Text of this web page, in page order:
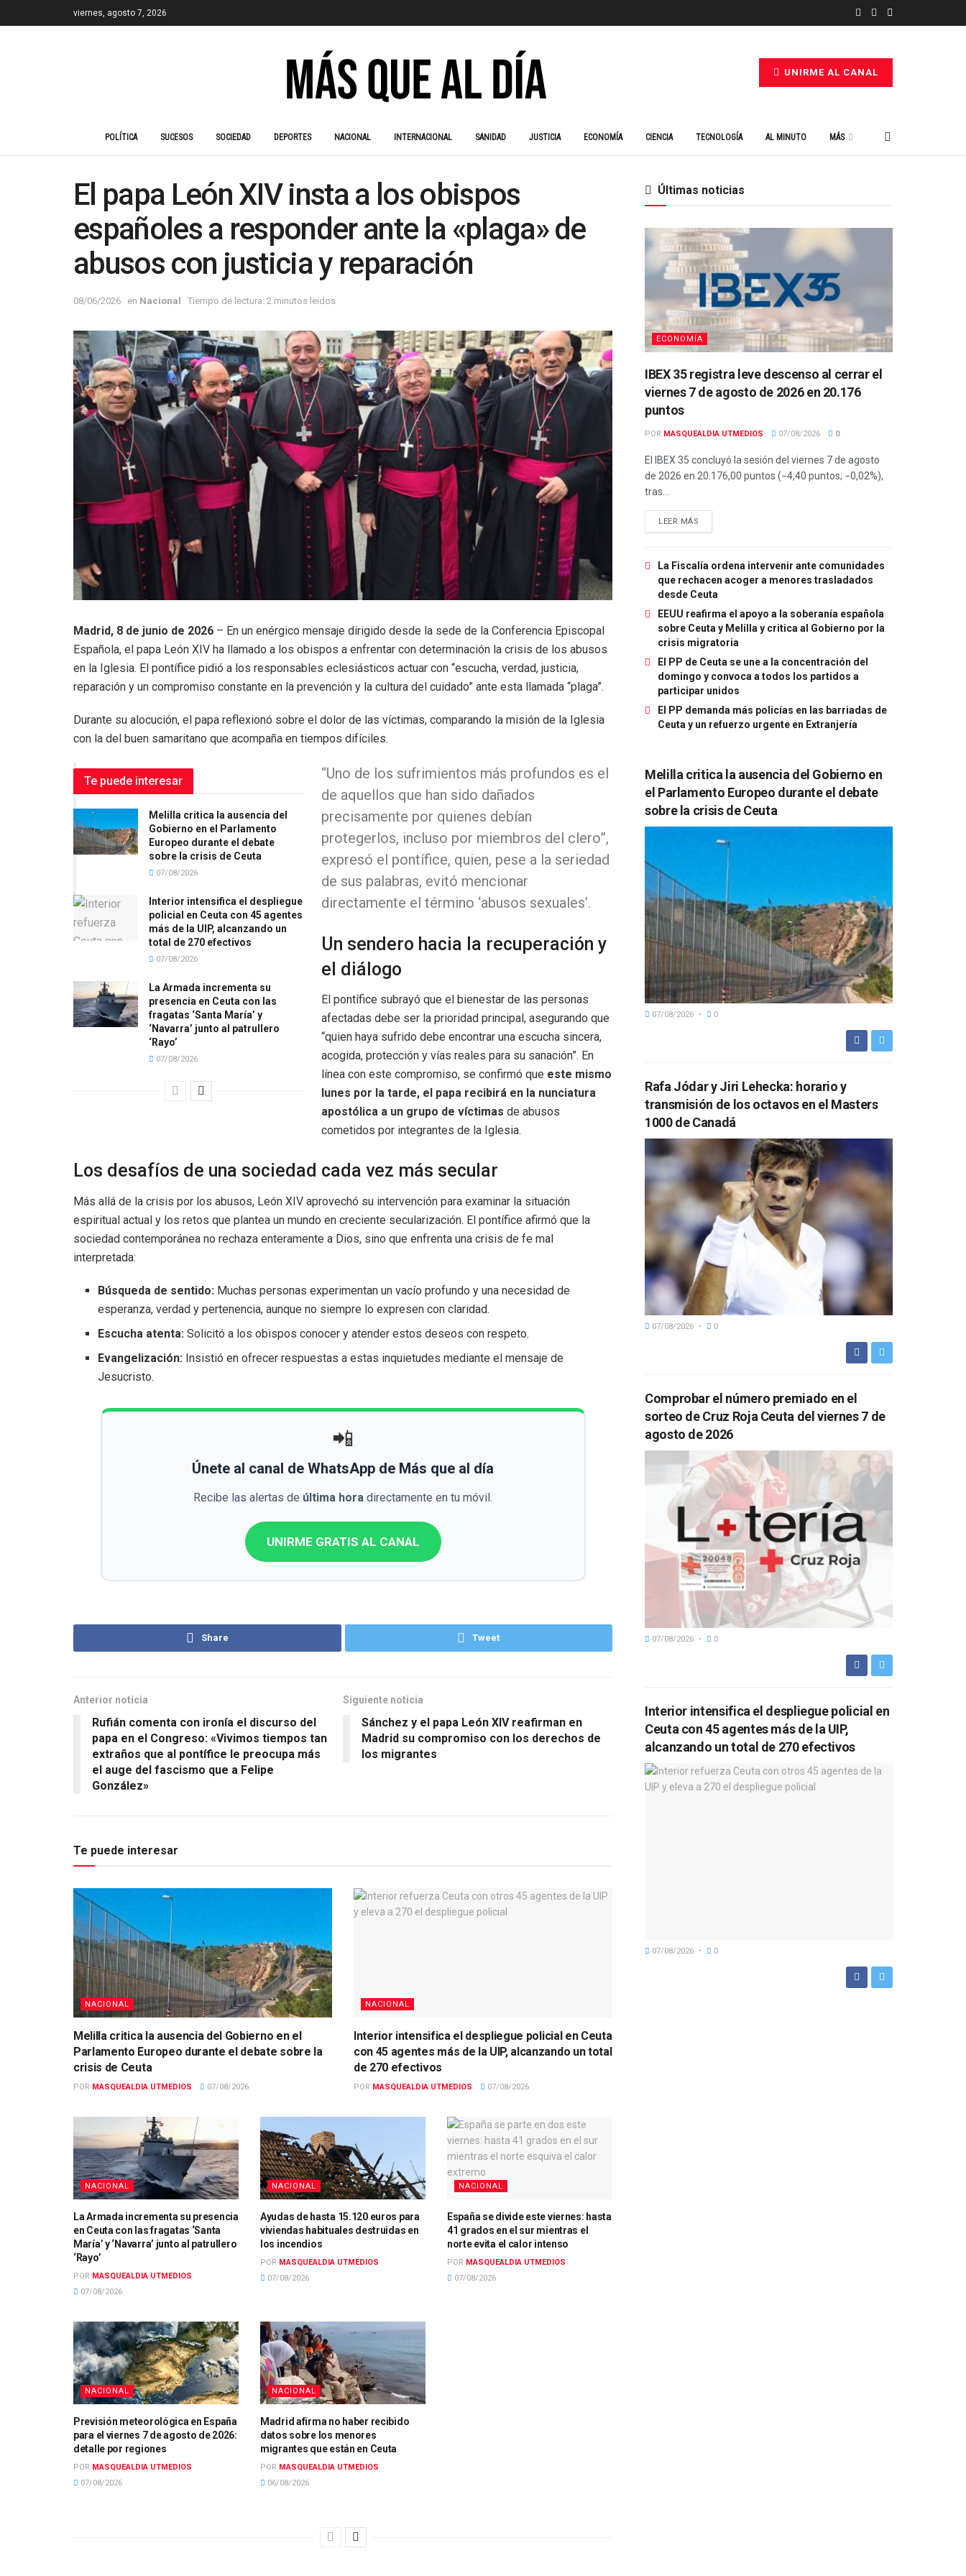
viernes, agosto 7, 2026
UNIRME AL CANAL
POLÍTICA SUCESOS SOCIEDAD DEPORTES NACIONAL INTERNACIONAL SANIDAD JUSTICIA ECONOMÍA CIENCIA TECNOLOGÍA AL MINUTO MÁS
El papa León XIV insta a los obispos
españoles a responder ante la «plaga» de
abusos con justicia y reparación
08/06/2026 en Nacional Tiempo de lectura: 2 minutos leidos
Madrid, 8 de junio de 2026 – En un enérgico mensaje dirigido desde la sede de la Conferencia Episcopal
Española, el papa León XIV ha llamado a los obispos a enfrentar con determinación la crisis de los abusos
en la Iglesia. El pontífice pidió a los responsables eclesiásticos actuar con “escucha, verdad, justicia,
reparación y un compromiso constante en la prevención y la cultura del cuidado” ante esta llamada “plaga”.
Durante su alocución, el papa reflexionó sobre el dolor de las víctimas, comparando la misión de la Iglesia
con la del buen samaritano que acompaña en tiempos difíciles.
Te puede interesar
Melilla critica la ausencia del
Gobierno en el Parlamento
Europeo durante el debate
sobre la crisis de Ceuta
07/08/2026
Interior intensifica el despliegue
policial en Ceuta con 45 agentes
más de la UIP, alcanzando un
total de 270 efectivos
07/08/2026
La Armada incrementa su
presencia en Ceuta con las
fragatas ‘Santa María’ y
‘Navarra’ junto al patrullero
‘Rayo’
07/08/2026
“Uno de los sufrimientos más profundos es el
de aquellos que han sido dañados
precisamente por quienes debían
protegerlos, incluso por miembros del clero”,
expresó el pontífice, quien, pese a la seriedad
de sus palabras, evitó mencionar
directamente el término ‘abusos sexuales’.
Un sendero hacia la recuperación y
el diálogo
El pontífice subrayó que el bienestar de las personas
afectadas debe ser la prioridad principal, asegurando que
“quien haya sufrido debe encontrar una escucha sincera,
acogida, protección y vías reales para su sanación”. En
línea con este compromiso, se confirmó que este mismo
lunes por la tarde, el papa recibirá en la nunciatura
apostólica a un grupo de víctimas de abusos
cometidos por integrantes de la Iglesia.
Los desafíos de una sociedad cada vez más secular
Más allá de la crisis por los abusos, León XIV aprovechó su intervención para examinar la situación
espiritual actual y los retos que plantea un mundo en creciente secularización. El pontífice afirmó que la
sociedad contemporánea no rechaza enteramente a Dios, sino que enfrenta una crisis de fe mal
interpretada:
Búsqueda de sentido: Muchas personas experimentan un vacío profundo y una necesidad de
esperanza, verdad y pertenencia, aunque no siempre lo expresen con claridad.
Escucha atenta: Solicitó a los obispos conocer y atender estos deseos con respeto.
Evangelización: Insistió en ofrecer respuestas a estas inquietudes mediante el mensaje de
Jesucristo.
📲
Únete al canal de WhatsApp de Más que al día
Recibe las alertas de última hora directamente en tu móvil.
UNIRME GRATIS AL CANAL
Share Tweet
Anterior noticia
Rufián comenta con ironía el discurso del
papa en el Congreso: «Vivimos tiempos tan
extraños que al pontífice le preocupa más
el auge del fascismo que a Felipe
González»
Siguiente noticia
Sánchez y el papa León XIV reafirman en
Madrid su compromiso con los derechos de
los migrantes
Te puede interesar
NACIONAL
Melilla critica la ausencia del Gobierno en el
Parlamento Europeo durante el debate sobre la
crisis de Ceuta
POR MASQUEALDIA UTMEDIOS 07/08/2026
NACIONAL
Interior intensifica el despliegue policial en Ceuta
con 45 agentes más de la UIP, alcanzando un total
de 270 efectivos
POR MASQUEALDIA UTMEDIOS 07/08/2026
NACIONAL
La Armada incrementa su presencia
en Ceuta con las fragatas ‘Santa
María’ y ‘Navarra’ junto al patrullero
‘Rayo’
POR MASQUEALDIA UTMEDIOS
07/08/2026
NACIONAL
Ayudas de hasta 15.120 euros para
viviendas habituales destruidas en
los incendios
POR MASQUEALDIA UTMEDIOS
07/08/2026
NACIONAL
España se divide este viernes: hasta
41 grados en el sur mientras el
norte evita el calor intenso
POR MASQUEALDIA UTMEDIOS
07/08/2026
NACIONAL
Previsión meteorológica en España
para el viernes 7 de agosto de 2026:
detalle por regiones
POR MASQUEALDIA UTMEDIOS
07/08/2026
NACIONAL
Madrid afirma no haber recibido
datos sobre los menores
migrantes que están en Ceuta
POR MASQUEALDIA UTMEDIOS
06/08/2026
Últimas noticias
ECONOMÍA
IBEX 35 registra leve descenso al cerrar el
viernes 7 de agosto de 2026 en 20.176
puntos
POR MASQUEALDIA UTMEDIOS 07/08/2026 0
El IBEX 35 concluyó la sesión del viernes 7 de agosto
de 2026 en 20.176,00 puntos (−4,40 puntos; −0,02%),
tras...
LEER MÁS
La Fiscalía ordena intervenir ante comunidades
que rechacen acoger a menores trasladados
desde Ceuta
EEUU reafirma el apoyo a la soberanía española
sobre Ceuta y Melilla y critica al Gobierno por la
crisis migratoria
El PP de Ceuta se une a la concentración del
domingo y convoca a todos los partidos a
participar unidos
El PP demanda más policías en las barriadas de
Ceuta y un refuerzo urgente en Extranjería
Melilla critica la ausencia del Gobierno en
el Parlamento Europeo durante el debate
sobre la crisis de Ceuta
07/08/2026 0
Rafa Jódar y Jiri Lehecka: horario y
transmisión de los octavos en el Masters
1000 de Canadá
07/08/2026 0
Comprobar el número premiado en el
sorteo de Cruz Roja Ceuta del viernes 7 de
agosto de 2026
07/08/2026 0
Interior intensifica el despliegue policial en
Ceuta con 45 agentes más de la UIP,
alcanzando un total de 270 efectivos
07/08/2026 0